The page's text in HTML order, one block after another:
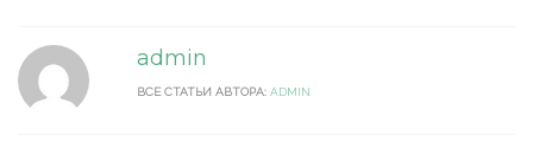
admin
ВСЕ СТАТЬИ АВТОРА: ADMIN